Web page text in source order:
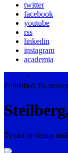
twitter
facebook
youtube
rss
linkedin
instagram
academia
Home >
Published 16.
Tyvärr är denna